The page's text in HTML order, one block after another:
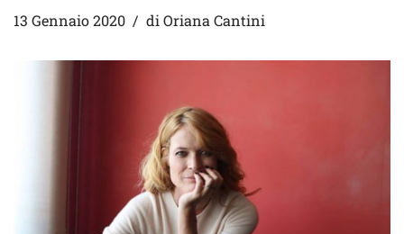
13 Gennaio 2020 diOriana Cantini